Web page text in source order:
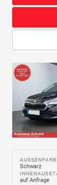
AUSSENFARBE
Schwarz
auf Anfrage